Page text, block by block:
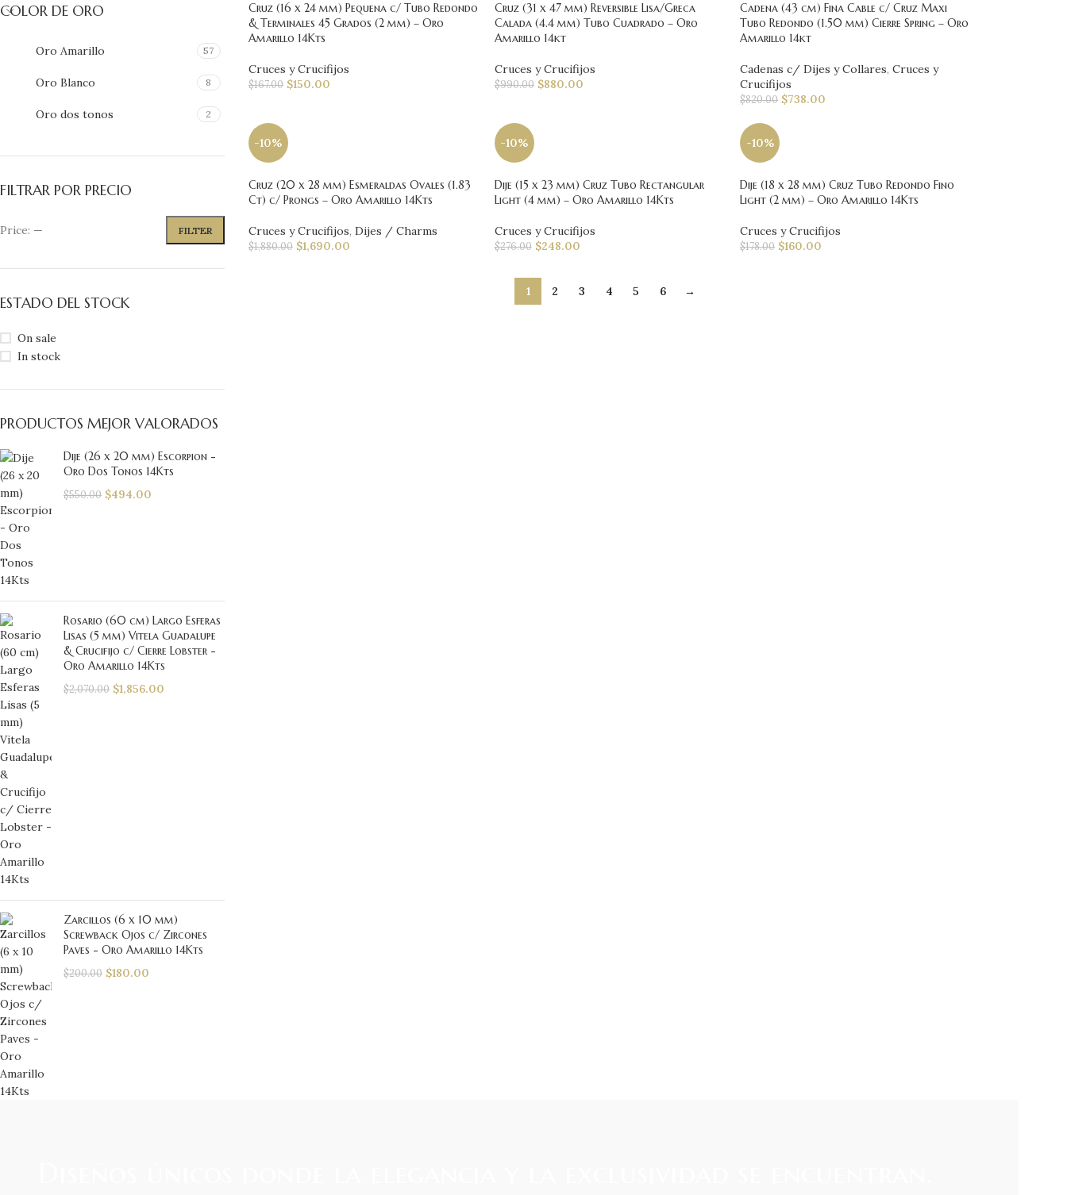
COLOR DE ORO
Oro Amarillo 57
Oro Blanco 8
Oro dos tonos 2
FILTRAR POR PRECIO
FILTER
Price: —
ESTADO DEL STOCK
On sale
In stock
PRODUCTOS MEJOR VALORADOS
Dije (26 x 20 mm) Escorpion -
Oro Dos Tonos 14Kts
$550.00 $494.00
Rosario (60 cm) Largo Esferas
Lisas (5 mm) Vitela Guadalupe
& Crucifijo c/ Cierre Lobster -
Oro Amarillo 14Kts
$2,070.00 $1,856.00
Zarcillos (6 x 10 mm)
Screwback Ojos c/ Zircones
Paves - Oro Amarillo 14Kts
$200.00 $180.00
Cruz (16 x 24 mm) Pequena c/ Tubo Redondo
& Terminales 45 Grados (2 mm) – Oro
Amarillo 14Kts
Cruces y Crucifijos
$167.00 $150.00
Cruz (31 x 47 mm) Reversible Lisa/Greca
Calada (4.4 mm) Tubo Cuadrado – Oro
Amarillo 14kt
Cruces y Crucifijos
$990.00 $880.00
Cadena (43 cm) Fina Cable c/ Cruz Maxi
Tubo Redondo (1.50 mm) Cierre Spring – Oro
Amarillo 14kt
Cadenas c/ Dijes y Collares, Cruces y
Crucifijos
$820.00 $738.00
-10%
Cruz (20 x 28 mm) Esmeraldas Ovales (1.83
Ct) c/ Prongs – Oro Amarillo 14Kts
Cruces y Crucifijos, Dijes / Charms
$1,880.00 $1,690.00
-10%
Dije (15 x 23 mm) Cruz Tubo Rectangular
Light (4 mm) – Oro Amarillo 14Kts
Cruces y Crucifijos
$276.00 $248.00
-10%
Dije (18 x 28 mm) Cruz Tubo Redondo Fino
Light (2 mm) – Oro Amarillo 14Kts
Cruces y Crucifijos
$178.00 $160.00
1 2 3 4 5 6 →